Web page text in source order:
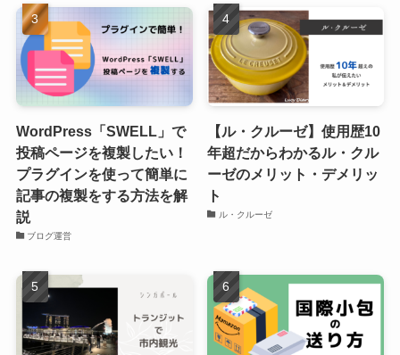
WordPress「SWELL」で
投稿ページを複製したい！
プラグインを使って簡単に
記事の複製をする方法を解
説
ブログ運営
【ル・クルーゼ】使用歴10
年超だからわかるル・クル
ーゼのメリット・デメリッ
ト
ル・クルーゼ